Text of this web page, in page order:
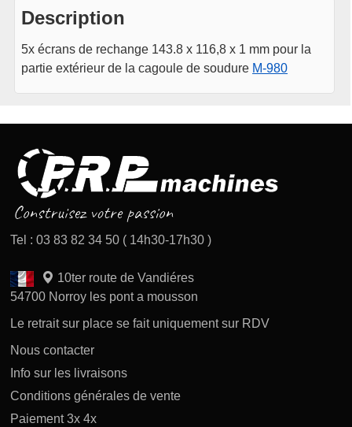
Description
5x écrans de rechange 143.8 x 116,8 x 1 mm pour la
partie extérieur de la cagoule de soudure M-980
Tel : 03 83 82 34 50 ( 14h30-17h30 )
10ter route de Vandiéres
54700 Norroy les pont a mousson
Le retrait sur place se fait uniquement sur RDV
Nous contacter
Info sur les livraisons
Conditions générales de vente
Paiement 3x 4x